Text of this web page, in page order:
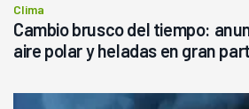
Clima
Cambio brusco del tiempo:
aire polar y heladas en gran